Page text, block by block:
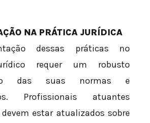
NA PRÁTICA JURÍDICA
dessas práticas no
requer um robusto
das suas normas e
Profissionais atuantes
estar atualizados sobre